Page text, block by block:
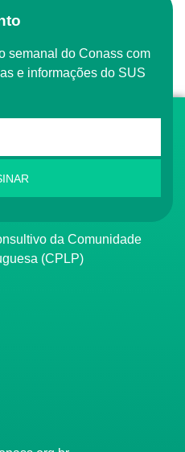
e informações do SUS
(CPLP)